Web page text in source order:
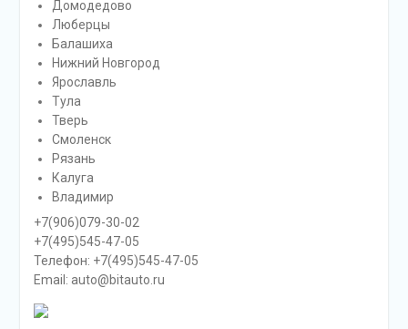
Домодедово
Люберцы
Балашиха
Нижний Новгород
Ярославль
Тула
Тверь
Смоленск
Рязань
Калуга
Владимир
+7(906)079-30-02
+7(495)545-47-05
Телефон: +7(495)545-47-05
Email: auto@bitauto.ru